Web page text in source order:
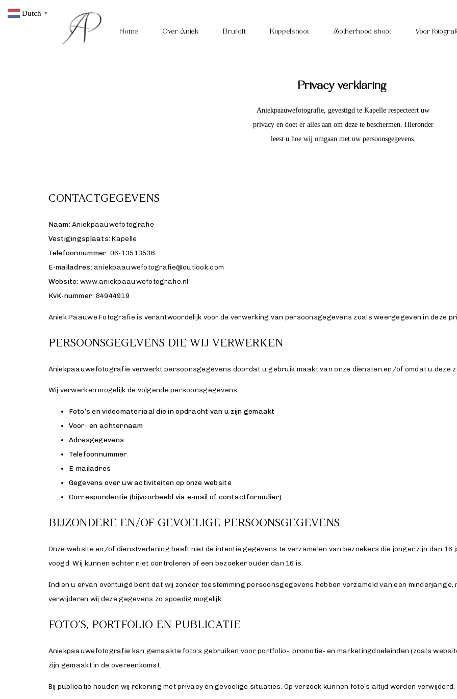
Home Over Aniek Bruiloft Koppelshoot Motherhood shoot Voor
T
h
o
u
x
c
Privacy verklaring
Aniekpaauwefotografie, gevestigd te Kapelle respecteert uw
privacy en doet er alles aan om deze te beschermen. Hieronder
leest u hoe wij omgaan met uw persoonsgegevens.
CONTACTGEGEVENS
Naam:Aniekpaauwefotografie
Vestigingsplaats:Kapelle
Telefoonnummer: 06-13513536
E-mailadres:aniekpaauwefotografie@outlook.com
Website: www.aniekpaauwefotografie.nl
KvK-nummer: 84944919
Aniek Paauwe Fotografie is verantwoordelijk voor de verwerking van persoonsgegevens zoals weergegeven in deze
PERSOONSGEGEVENS DIE WIJ VERWERKEN
Aniekpaauwefotografie verwerkt persoonsgegevens doordat u gebruik maakt van onze diensten en/of omdat u deze
Wij verwerken mogelijk de volgende persoonsgegevens:
Foto’s en videomateriaal die in opdracht van u zijn gemaakt
Voor- en achternaam
Adresgegevens
Telefoonnummer
E-mailadres
Gegevens over uw activiteiten op onze website
Correspondentie (bijvoorbeeld via e-mail of contactformulier)
BIJZONDERE EN/OF GEVOELIGE PERSOONSGEGEVENS
Onze website en/of dienstverlening heeft niet de intentie gegevens te verzamelen van bezoekers die jonger zijn dan
voogd. Wij kunnen echter niet controleren of een bezoeker ouder dan 16 is.
Indien u ervan overtuigd bent dat wij zonder toestemming persoonsgegevens hebben verzameld van een
verwijderen wij deze gegevens zo spoedig mogelijk.
FOTO’S, PORTFOLIO EN PUBLICATIE
Aniekpaauwefotografie kan gemaakte foto’s gebruiken voor portfolio-, promotie- en marketingdoeleinden (zoals
zijn gemaakt in de overeenkomst.
Bij publicatie houden wij rekening met privacy en gevoelige situaties. Op verzoek kunnen foto’s altijd worden verwijderd.
Dutch ▼
Voor fotografen